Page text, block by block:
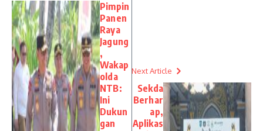
Pimpin
Panen
Raya
Jagung
,
Wakap
olda
NTB:
Ini
Dukun
gan
Next Article
Sekda
Berhar
ap,
Aplikas